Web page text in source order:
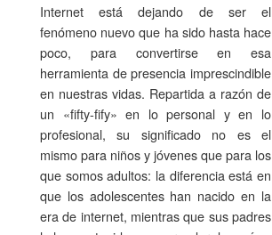
Internet está dejando de ser el
fenómeno nuevo que ha sido hasta hace
poco, para convertirse en esa
herramienta de presencia imprescindible
en nuestras vidas. Repartida a razón de
un «fifty-fify» en lo personal y en lo
profesional, su significado no es el
mismo para niños y jóvenes que para los
que somos adultos: la diferencia está en
que los adolescentes han nacido en la
era de internet, mientras que sus padres